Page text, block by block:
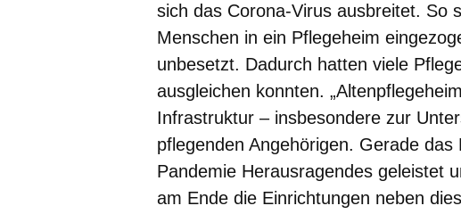
sich das Corona-Virus ausbreitet. So
Menschen in ein Pflegeheim
unbesetzt. Dadurch hatten viele
ausgleichen konnten.
Infrastruktur – insbesondere zur
pflegenden Angehörigen. Gerade
Pandemie Herausragendes geleistet
am Ende die Einrichtungen neben